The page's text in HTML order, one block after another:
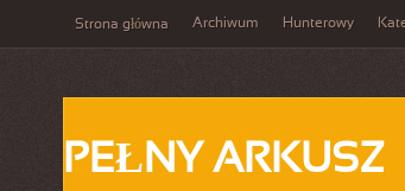
Strona główna Archiwum Hunterowy
PEŁNY ARKUSZ